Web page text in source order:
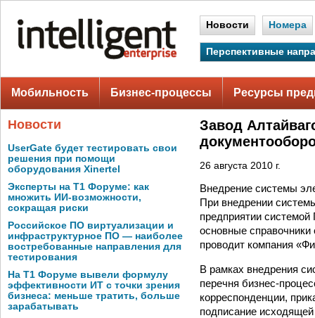
Новости Номера
Перспективные
Мобильность Бизнес-процессы Ресурсы
Новости
UserGate будет тестировать свои
решения при помощи
оборудования Xinertel
Эксперты на Т1 Форуме: как
множить ИИ-возможности,
сокращая риски
Российское ПО виртуализации и
инфраструктурное ПО — наиболее
востребованные направления для
тестирования
На Т1 Форуме вывели формулу
эффективности ИТ с точки зрения
бизнеса: меньше тратить, больше
зарабатывать
Завод
26 августа 2010 г.
Внедрение системы
При внедрении
предприятии
основные
проводит компания
В рамках внедрения
перечня бизнес-
корреспонденции,
подписание